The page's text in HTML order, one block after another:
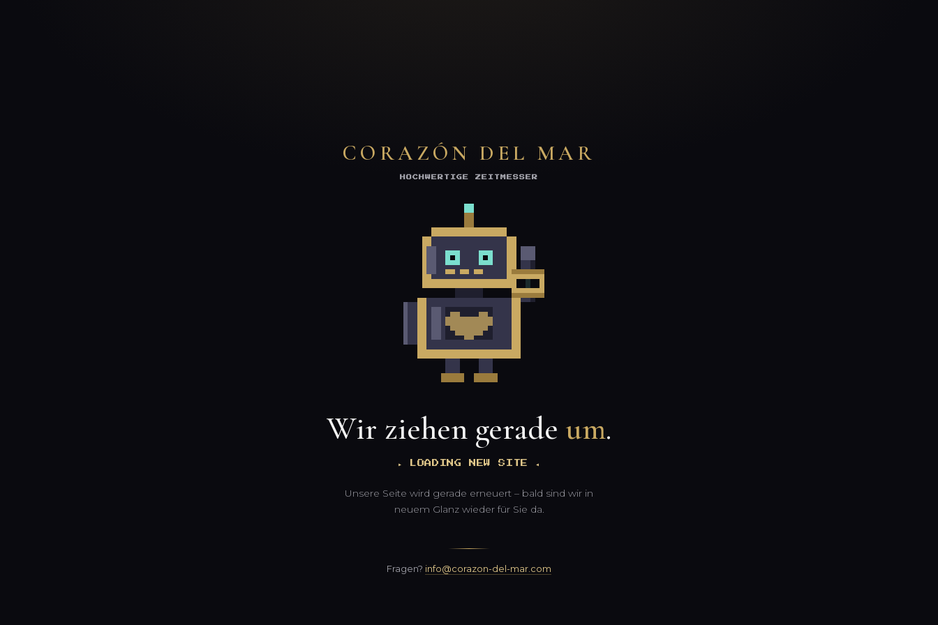
CORAZÓN DEL MAR
HOCHWERTIGE ZEITMESSER
Wir ziehen gerade um.
▸ LOADING NEW SITE ◂
Unsere Seite wird gerade erneuert – bald sind wir in
neuem Glanz wieder für Sie da.
Fragen? info@corazon-del-mar.com